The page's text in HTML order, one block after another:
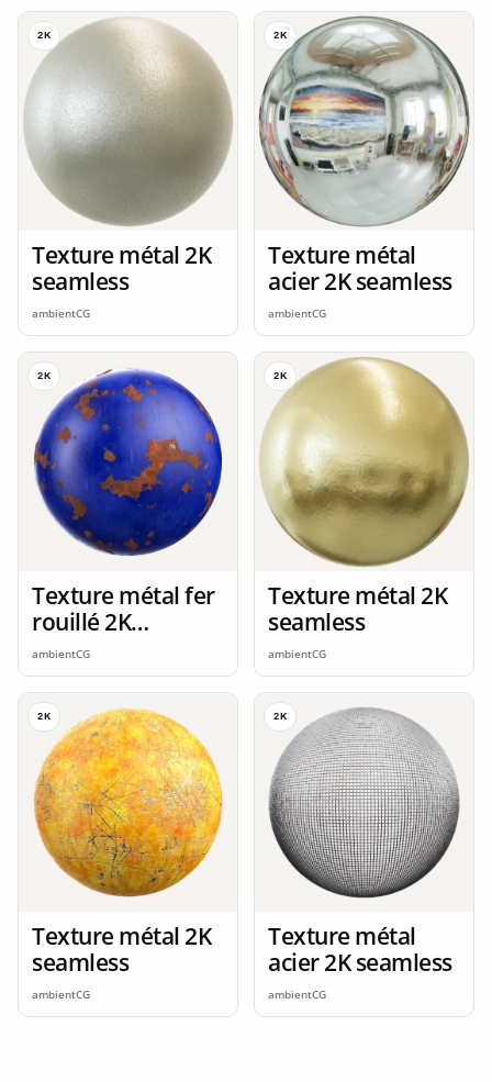
2K
Texture métal 2K
seamless
ambientCG
2K
Texture métal
acier 2K seamless
ambientCG
2K
Texture métal fer
rouillé 2K
seamless
ambientCG
2K
Texture métal 2K
seamless
ambientCG
2K
Texture métal 2K
seamless
ambientCG
2K
Texture métal
acier 2K seamless
ambientCG